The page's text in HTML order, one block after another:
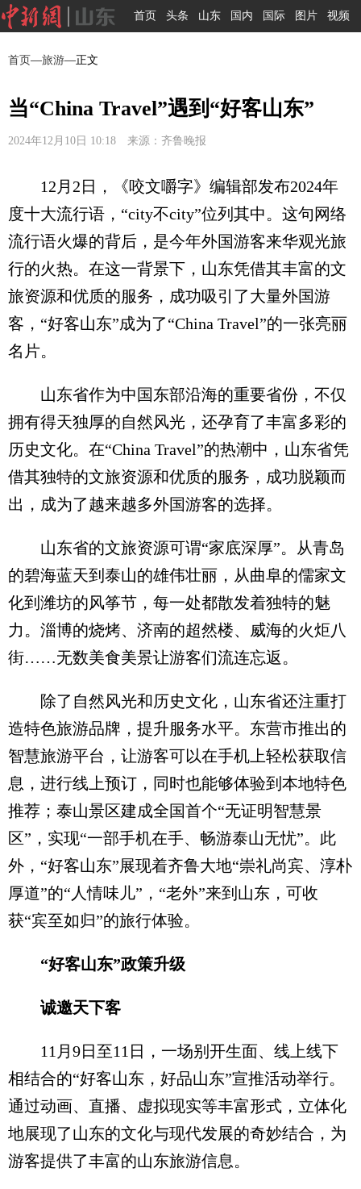
首页 头条 山东 国内 国际 图片 视频
首页—旅游—正文
当“China Travel”遇到“好客山东”
2024年12月10日 10:18 来源：齐鲁晚报
12月2日，《咬文嚼字》编辑部发布2024年
度十大流行语，“city不city”位列其中。这句网络
流行语火爆的背后，是今年外国游客来华观光旅
行的火热。在这一背景下，山东凭借其丰富的文
旅资源和优质的服务，成功吸引了大量外国游
客，“好客山东”成为了“China Travel”的一张亮丽
名片。
山东省作为中国东部沿海的重要省份，不仅
拥有得天独厚的自然风光，还孕育了丰富多彩的
历史文化。在“China Travel”的热潮中，山东省凭
借其独特的文旅资源和优质的服务，成功脱颖而
出，成为了越来越多外国游客的选择。
山东省的文旅资源可谓“家底深厚”。从青岛
的碧海蓝天到泰山的雄伟壮丽，从曲阜的儒家文
化到潍坊的风筝节，每一处都散发着独特的魅
力。淄博的烧烤、济南的超然楼、威海的火炬八
街……无数美食美景让游客们流连忘返。
除了自然风光和历史文化，山东省还注重打
造特色旅游品牌，提升服务水平。东营市推出的
智慧旅游平台，让游客可以在手机上轻松获取信
息，进行线上预订，同时也能够体验到本地特色
推荐；泰山景区建成全国首个“无证明智慧景
区”，实现“一部手机在手、畅游泰山无忧”。此
外，“好客山东”展现着齐鲁大地“崇礼尚宾、淳朴
厚道”的“人情味儿”，“老外”来到山东，可收
获“宾至如归”的旅行体验。
“好客山东”政策升级
诚邀天下客
11月9日至11日，一场别开生面、线上线下
相结合的“好客山东，好品山东”宣推活动举行。
通过动画、直播、虚拟现实等丰富形式，立体化
地展现了山东的文化与现代发展的奇妙结合，为
游客提供了丰富的山东旅游信息。